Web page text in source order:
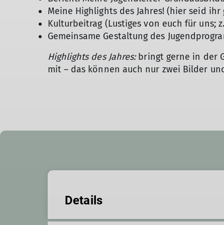
Meine Highlights des Jahres! (hier seid ihr
Kulturbeitrag (Lustiges von euch für uns;
Gemeinsame Gestaltung des
Highlights des Jahres:bringt gerne in der
mit – das können auch nur zwei Bilder
Details